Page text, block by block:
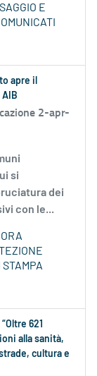
E
apre il
2-apr-
si
dei
con le...
STAMPA
621
alla sanità,
cultura e